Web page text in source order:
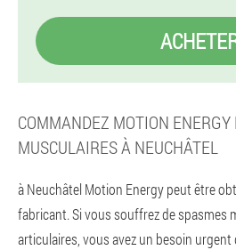
COMMANDEZ MOTION ENERGY
MUSCULAIRES À NEUCHÂTEL
à Neuchâtel Motion Energy peut être
fabricant. Si vous souffrez de spasmes
articulaires, vous avez un besoin